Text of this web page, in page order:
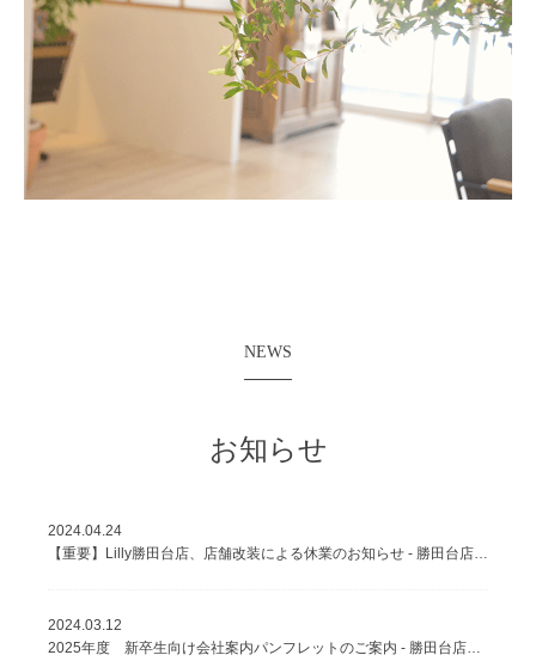
NEWS
お知らせ
2024.04.24
【重要】Lilly勝田台店、店舗改装による休業のお知らせ - 勝田台店・八千代台店で美容室を運営する株式会社Lilly
2024.03.12
2025年度 新卒生向け会社案内パンフレットのご案内 - 勝田台店・八千代台店で美容室を運営する株式会社Lilly